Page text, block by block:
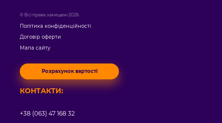
© Всі права захищені 2026
Політика конфіденційності
Договір оферти
Мапа сайту
Розрахунок вартості
КОНТАКТИ:
+38 (063) 47 168 32